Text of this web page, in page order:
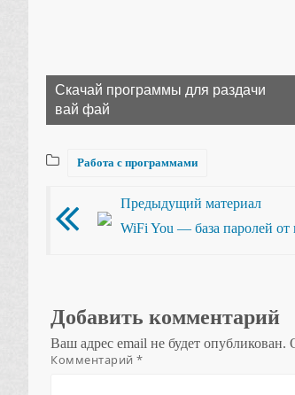
Скачай программы для раздачи
вай фай
Работа с программами
Предыдущий материал
WiFi You — база паролей от
Добавить комментарий
Ваш адрес email не будет опубликован.
Комментарий*